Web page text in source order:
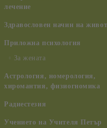
лечение
Здравословен начин на живот
Приложна психология
За жената
Астрология, номерология,
хиромантия, физиогномика
Радиестезия
Учението на Учителя Петър